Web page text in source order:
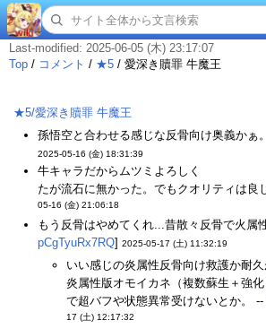
Last-modified: 2025-06-05 (木) 23:17:07
Top / コメント / ★5 / 愛深き贖罪 牛魔王
★5/愛深き贖罪 牛魔王
孫悟空と合わせる感じな反骨向け奥義かぁ
2025-05-16 (金) 18:31:39
牛キャラだからムツミよろしく
たが流石に無かった。でもクオリティは良
05-16 (金) 21:06:18
もう反骨はやめてくれ...昔散々反骨で火属
pCgTyuRx7RQ] 2025-05-17 (土) 11:32:19
いい感じの炎属性反骨向け救護か耐久
炎属性版オモイカネ（複数蘇生＋強
で超バフや状態異常受けないとか。 --
17 (土) 12:17:32